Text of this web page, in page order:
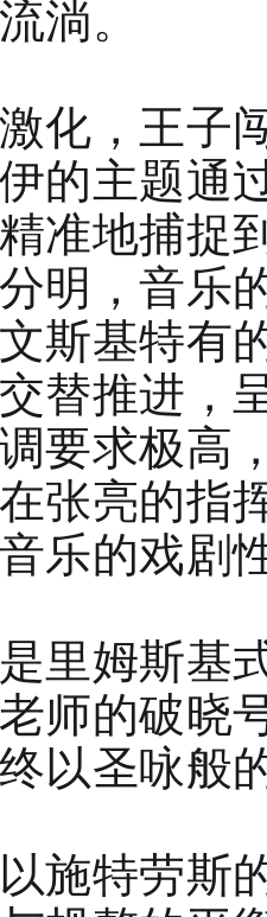
淌。
化，王子
的主题通
准地捕捉
明，音乐
斯基特有
替推进，
要求极高
张亮的指
乐的戏剧
里姆斯基
师的破晓
以圣咏般
施特劳斯